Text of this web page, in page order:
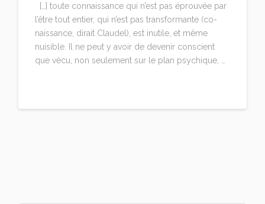
[…] toute connaissance qui n’est pas éprouvée par
l’être tout entier, qui n’est pas transformante (co-
naissance, dirait Claudel), est inutile, et même
nuisible. Il ne peut y avoir de devenir conscient
que vécu, non seulement sur le plan psychique, …